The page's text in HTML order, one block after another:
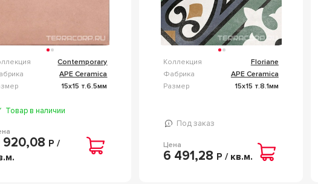
Contemporary
APE Ceramica
15x15 т.6.5мм
Товар в наличии
920,08 Р /
Коллекция
Floriane
Фабрика
APE Ceramica
Размер
15x15 т.8.1мм
Под заказ
Цена
6 491,28 Р / кв.м.